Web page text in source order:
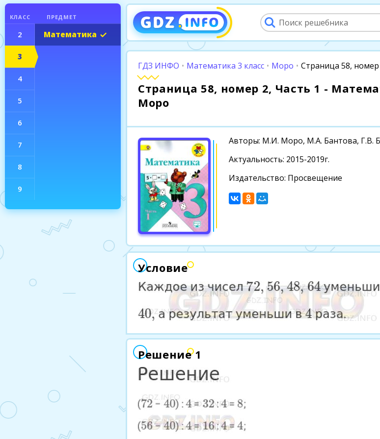
ГДЗ ИНФО • Математика 3 класс • Моро • Страница 58, номер
Страница 58, номер 2, Часть 1 -
Моро
Авторы: М.И. Моро, М.А. Бантова, Г.В.
Актуальность: 2015-2019г.
Издательство: Просвещение
Условие
Решение 1
КЛАСС ПРЕДМЕТ
2
3
Математика
4
5
6
7
8
9